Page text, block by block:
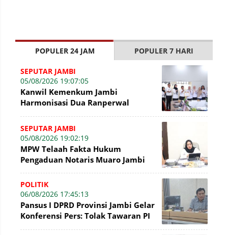
POPULER 24 JAM POPULER 7 HARI
SEPUTAR JAMBI
05/08/2026 19:07:05
Kanwil Kemenkum Jambi
Harmonisasi Dua Ranperwal
SEPUTAR JAMBI
05/08/2026 19:02:19
MPW Telaah Fakta Hukum
Pengaduan Notaris Muaro Jambi
POLITIK
06/08/2026 17:45:13
Pansus I DPRD Provinsi Jambi Gelar
Konferensi Pers: Tolak Tawaran PI